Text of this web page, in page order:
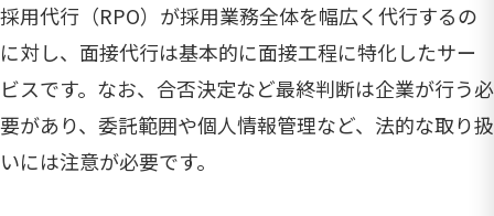
採用代行（RPO）が採用業務全体を幅広く代行するの
に対し、面接代行は基本的に面接工程に特化したサー
ビスです。なお、合否決定など最終判断は企業が行う必
要があり、委託範囲や個人情報管理など、法的な取り扱
いには注意が必要です。